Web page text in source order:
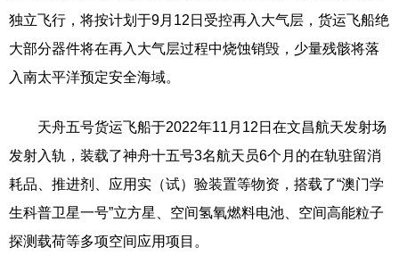
独立飞行，将按计划于9月12日受控再入大气层，货运飞船绝
大部分器件将在再入大气层过程中烧蚀销毁，少量残骸将落
入南太平洋预定安全海域。
天舟五号货运飞船于2022年11月12日在文昌航天发射场
发射入轨，装载了神舟十五号3名航天员6个月的在轨驻留消
耗品、推进剂、应用实（试）验装置等物资，搭载了“澳门学
生科普卫星一号”立方星、空间氢氧燃料电池、空间高能粒子
探测载荷等多项空间应用项目。